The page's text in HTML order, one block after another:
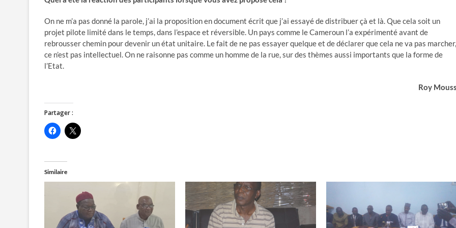
On ne m’a pas donné la parole, j’ai la proposition en document écrit que j’ai essayé de distribuer çà et là. Que cela soit un
projet pilote limité dans le temps, dans l’espace et réversible. Un pays comme le Cameroun l’a expérimenté avant de
rebrousser chemin pour devenir un état unitaire. Le fait de ne pas essayer quelque et de déclarer que cela ne va pas marcher,
ce n’est pas intellectuel. On ne raisonne pas comme un homme de la rue, sur des thèmes aussi importants que la forme de
l’Etat.
Roy
Partager :
C
l
e
z
p
o
t
C
l
o
r
p
a
r
t
Similaire